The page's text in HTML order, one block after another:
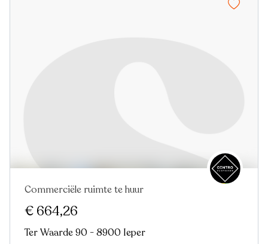
Commerciële ruimte te huur
€ 664,26
Ter Waarde 90 - 8900 Ieper